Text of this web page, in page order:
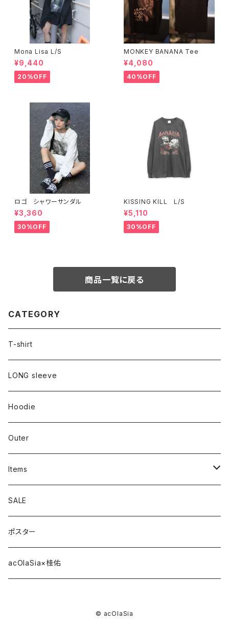
Mona Lisa L/S
¥9,440
20%OFF
MONKEY BANANA Tee
¥4,080
40%OFF
ロゴ シャワーサンダル
¥3,360
30%OFF
KISSING KILL L/S
¥5,110
30%OFF
商品一覧に戻る
CATEGORY
T-shirt
LONG sleeve
Hoodie
Outer
Items
Phone Case
cap
strap
SALE
ポスター
acOlaSia×桂佑
© acOlaSia